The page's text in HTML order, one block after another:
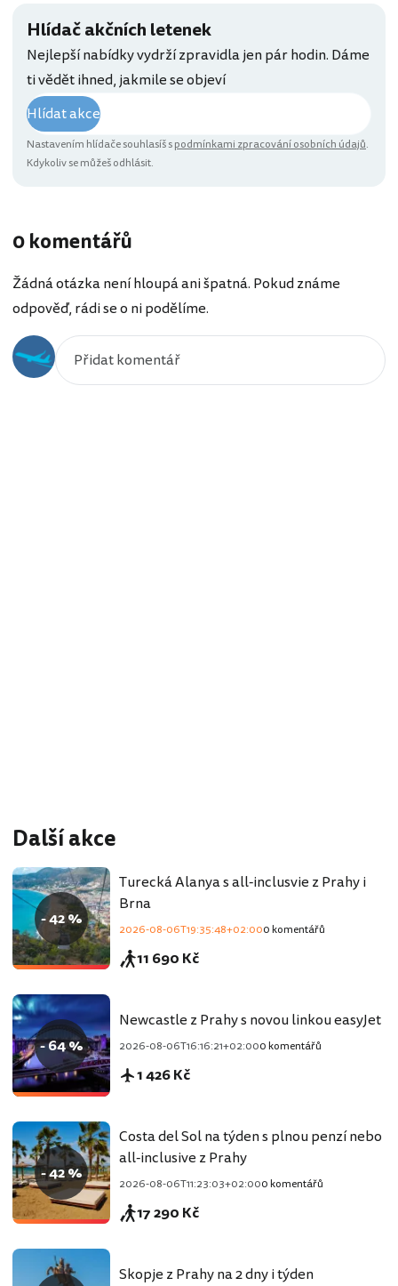
Hlídač akčních letenek
Nejlepší nabídky vydrží zpravidla jen pár hodin. Dáme
ti vědět ihned, jakmile se objeví
Hlídat akce
Nastavením hlídače souhlasíš spodmínkami zpracování osobních údajů.
Kdykoliv se můžeš odhlásit.
0 komentářů
Žádná otázka není hloupá ani špatná. Pokud známe
odpověď, rádi se o ni podělíme.
Další akce
- 42 %
Turecká Alanya s all-inclusvie z Prahy i
Brna
2026-08-06T19:35:48+02:000 komentářů
11 690 Kč
- 64 %
Newcastle z Prahy s novou linkou easyJet
2026-08-06T16:16:21+02:000 komentářů
1 426 Kč
- 42 %
Costa del Sol na týden s plnou penzí nebo
all-inclusive z Prahy
2026-08-06T11:23:03+02:000 komentářů
17 290 Kč
Skopje z Prahy na 2 dny i týden